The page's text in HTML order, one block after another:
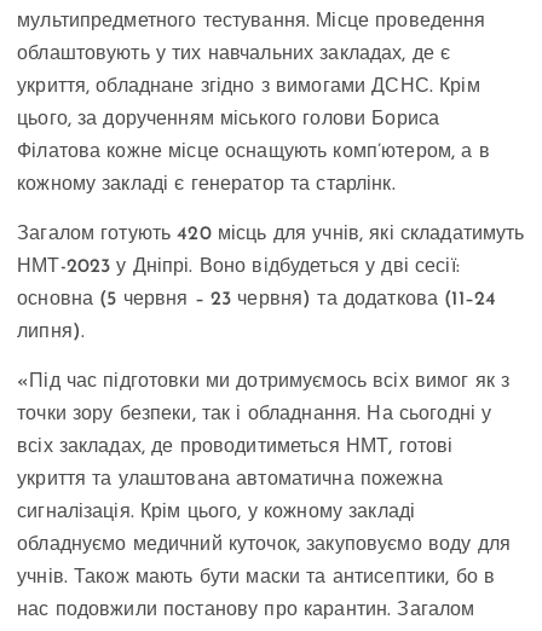
мультипредметного тестування. Місце проведення
облаштовують у тих навчальних закладах, де є
укриття, обладнане згідно з вимогами ДСНС. Крім
цього, за дорученням міського голови Бориса
Філатова кожне місце оснащують комп’ютером, а в
кожному закладі є генератор та старлінк.
Загалом готують 420 місць для учнів, які складатимуть
НМТ-2023 у Дніпрі. Воно відбудеться у дві сесії:
основна (5 червня – 23 червня) та додаткова (11–24
липня).
«Під час підготовки ми дотримуємось всіх вимог як з
точки зору безпеки, так і обладнання. На сьогодні у
всіх закладах, де проводитиметься НМТ, готові
укриття та улаштована автоматична пожежна
сигналізація. Крім цього, у кожному закладі
обладнуємо медичний куточок, закуповуємо воду для
учнів. Також мають бути маски та антисептики, бо в
нас подовжили постанову про карантин. Загалом